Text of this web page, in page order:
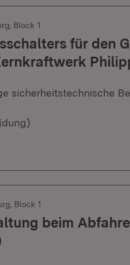
Block 1
für den
sicherheitstechnische
Block 1
beim